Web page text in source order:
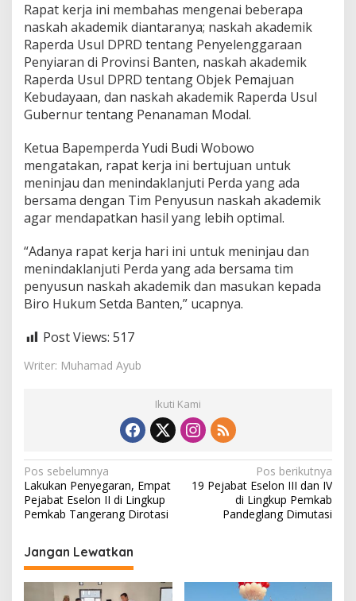
n
g
S
e
j
m
a
O
P
D
Rapat kerja ini membahas mengenai beberapa
naskah akademik diantaranya; naskah akademik
Raperda Usul DPRD tentang Penyelenggaraan
Penyiaran di Provinsi Banten, naskah akademik
Raperda Usul DPRD tentang Objek Pemajuan
Kebudayaan, dan naskah akademik Raperda Usul
Gubernur tentang Penanaman Modal.
Ketua Bapemperda Yudi Budi Wobowo
mengatakan, rapat kerja ini bertujuan untuk
meninjau dan menindaklanjuti Perda yang ada
bersama dengan Tim Penyusun naskah akademik
agar mendapatkan hasil yang lebih optimal.
“Adanya rapat kerja hari ini untuk meninjau dan
menindaklanjuti Perda yang ada bersama tim
penyusun naskah akademik dan masukan kepada
Biro Hukum Setda Banten,” ucapnya.
Post Views: 517
Writer: Muhamad Ayub
Ikuti Kami
N
a
v
i
g
a
Pos sebelumnya
Lakukan Penyegaran, Empat
Pejabat Eselon II di Lingkup
Pemkab Tangerang Dirotasi
Pos berikutnya
19 Pejabat Eselon III dan IV
di Lingkup Pemkab
Pandeglang Dimutasi
Jangan Lewatkan